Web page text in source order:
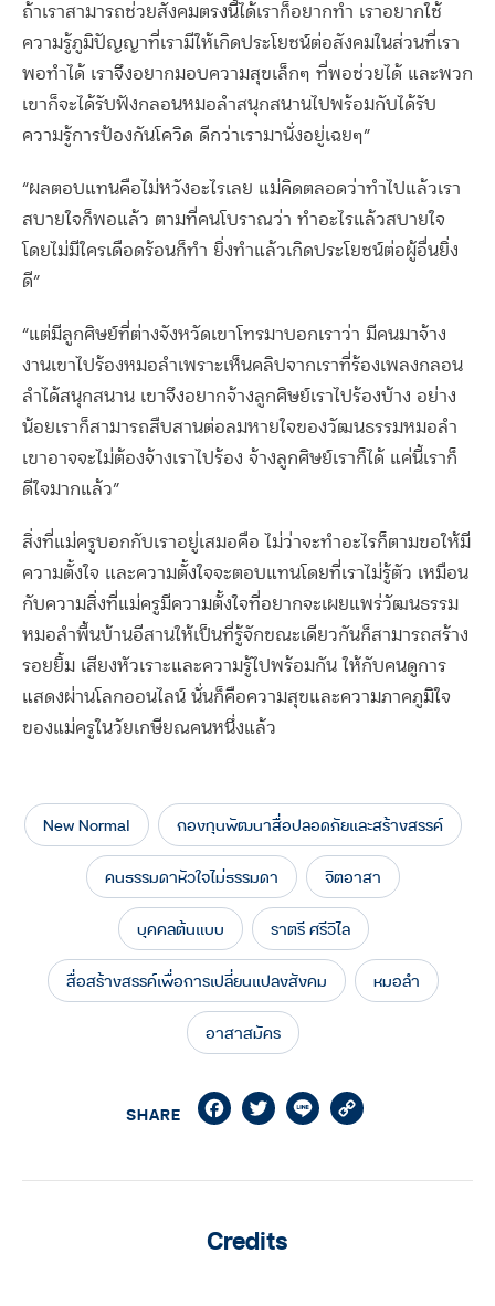
ถ้าเราสามารถช่วยสังคมตรงนี้ได้เราก็อยากทำ เราอยากใช้
ความรู้ภูมิปัญญาที่เรามีให้เกิดประโยชน์ต่อสังคมในส่วนที่เรา
พอทำได้ เราจึงอยากมอบความสุขเล็กๆ ที่พอช่วยได้ และพวก
เขาก็จะได้รับฟังกลอนหมอลำสนุกสนานไปพร้อมกับได้รับ
ความรู้การป้องกันโควิด ดีกว่าเรามานั่งอยู่เฉยๆ”
“ผลตอบแทนคือไม่หวังอะไรเลย แม่คิดตลอดว่าทำไปแล้วเรา
สบายใจก็พอแล้ว ตามที่คนโบราณว่า ทำอะไรแล้วสบายใจ
โดยไม่มีใครเดือดร้อนก็ทำ ยิ่งทำแล้วเกิดประโยชน์ต่อผู้อื่นยิ่ง
ดี”
“แต่มีลูกศิษย์ที่ต่างจังหวัดเขาโทรมาบอกเราว่า มีคนมาจ้าง
งานเขาไปร้องหมอลำเพราะเห็นคลิปจากเราที่ร้องเพลงกลอน
ลำได้สนุกสนาน เขาจึงอยากจ้างลูกศิษย์เราไปร้องบ้าง อย่าง
น้อยเราก็สามารถสืบสานต่อลมหายใจของวัฒนธรรมหมอลำ
เขาอาจจะไม่ต้องจ้างเราไปร้อง จ้างลูกศิษย์เราก็ได้ แค่นี้เราก็
ดีใจมากแล้ว”
สิ่งที่แม่ครูบอกกับเราอยู่เสมอคือ ไม่ว่าจะทำอะไรก็ตามขอให้มี
ความตั้งใจ และความตั้งใจจะตอบแทนโดยที่เราไม่รู้ตัว เหมือน
กับความสิ่งที่แม่ครูมีความตั้งใจที่อยากจะเผยแพร่วัฒนธรรม
หมอลำพื้นบ้านอีสานให้เป็นที่รู้จักขณะเดียวกันก็สามารถสร้าง
รอยยิ้ม เสียงหัวเราะและความรู้ไปพร้อมกัน ให้กับคนดูการ
แสดงผ่านโลกออนไลน์ นั่นก็คือความสุขและความภาคภูมิใจ
ของแม่ครูในวัยเกษียณคนหนึ่งแล้ว
New Normal กองทุนพัฒนาสื่อปลอดภัยและสร้างสรรค์
คนธรรมดาหัวใจไม่ธรรมดา จิตอาสา
บุคคลต้นแบบ ราตรี ศรีวิไล
สื่อสร้างสรรค์เพื่อการเปลี่ยนแปลงสังคม หมอลำ
อาสาสมัคร
SHARE FacebookTwitterLine
Credits